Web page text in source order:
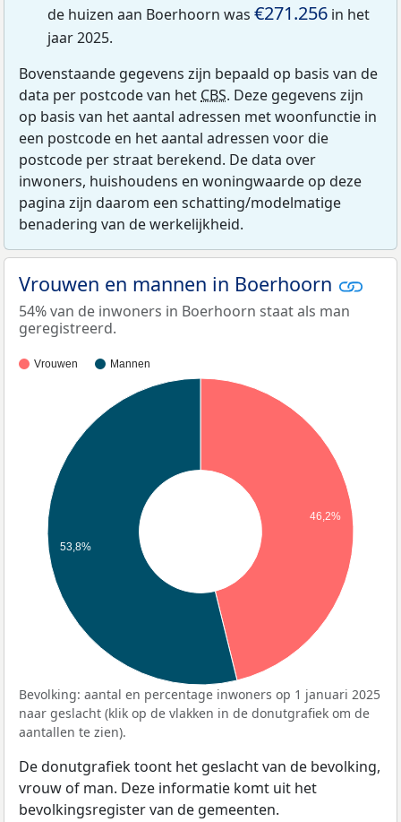
de huizen aan Boerhoorn was €271.256 in het
jaar 2025.
Bovenstaande gegevens zijn bepaald op basis van de
data per postcode van het CBS. Deze gegevens zijn
op basis van het aantal adressen met woonfunctie in
een postcode en het aantal adressen voor die
postcode per straat berekend. De data over
inwoners, huishoudens en woningwaarde op deze
pagina zijn daarom een schatting/modelmatige
benadering van de werkelijkheid.
Vrouwen en mannen in Boerhoorn
54% van de inwoners in Boerhoorn staat als man
geregistreerd.
Vrouwen Mannen
46,2%
53,8%
Bevolking: aantal en percentage inwoners op 1 januari 2025
naar geslacht (klik op de vlakken in de donutgrafiek om de
aantallen te zien).
De donutgrafiek toont het geslacht van de bevolking,
vrouw of man. Deze informatie komt uit het
bevolkingsregister van de gemeenten.